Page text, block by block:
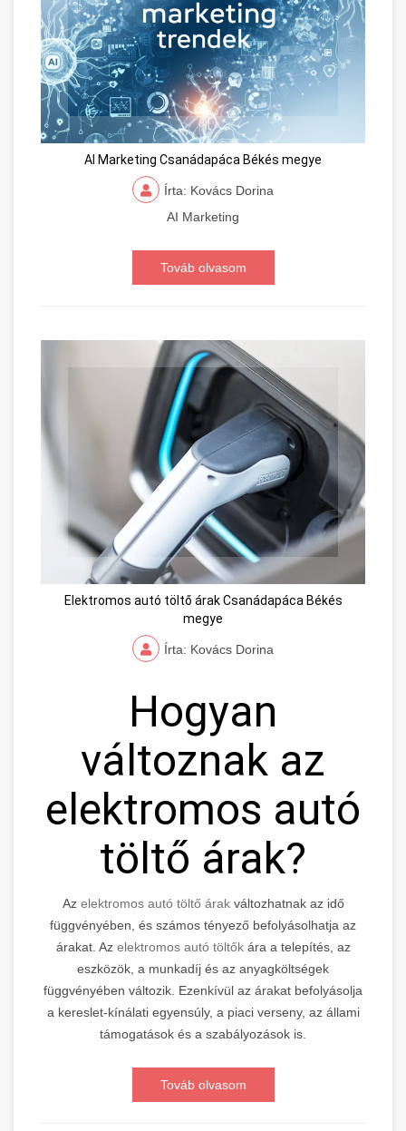
AI Marketing Csanádapáca Békés megye
Írta: Kovács Dorina
AI Marketing
Továb olvasom
Elektromos autó töltő árak Csanádapáca Békés
megye
Írta: Kovács Dorina
Hogyan
változnak az
elektromos autó
töltő árak?
Az elektromos autó töltő árakváltozhatnak az idő
függvényében, és számos tényező befolyásolhatja az
árakat. Az elektromos autó töltőkára a telepítés, az
eszközök, a munkadíj és az anyagköltségek
függvényében változik. Ezenkívül az árakat befolyásolja
a kereslet-kínálati egyensúly, a piaci verseny, az állami
támogatások és a szabályozások is.
Továb olvasom